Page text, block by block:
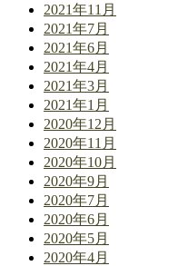
2021年11月
2021年7月
2021年6月
2021年4月
2021年3月
2021年1月
2020年12月
2020年11月
2020年10月
2020年9月
2020年7月
2020年6月
2020年5月
2020年4月